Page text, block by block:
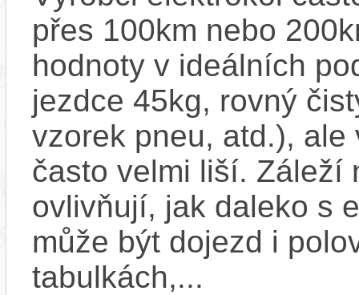
přes 100km nebo
hodnoty v ideálních
jezdce 45kg, rovný
vzorek pneu, atd.),
často velmi liší. Záleží
ovlivňují, jak daleko s
může být dojezd i
tabulkách,...